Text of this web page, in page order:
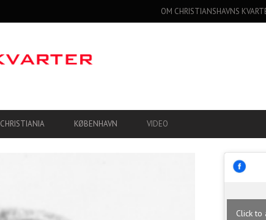
OM CHRISTIANSHAVNS
CHRISTIANIA KØBENHAVN VIDEO
Click to